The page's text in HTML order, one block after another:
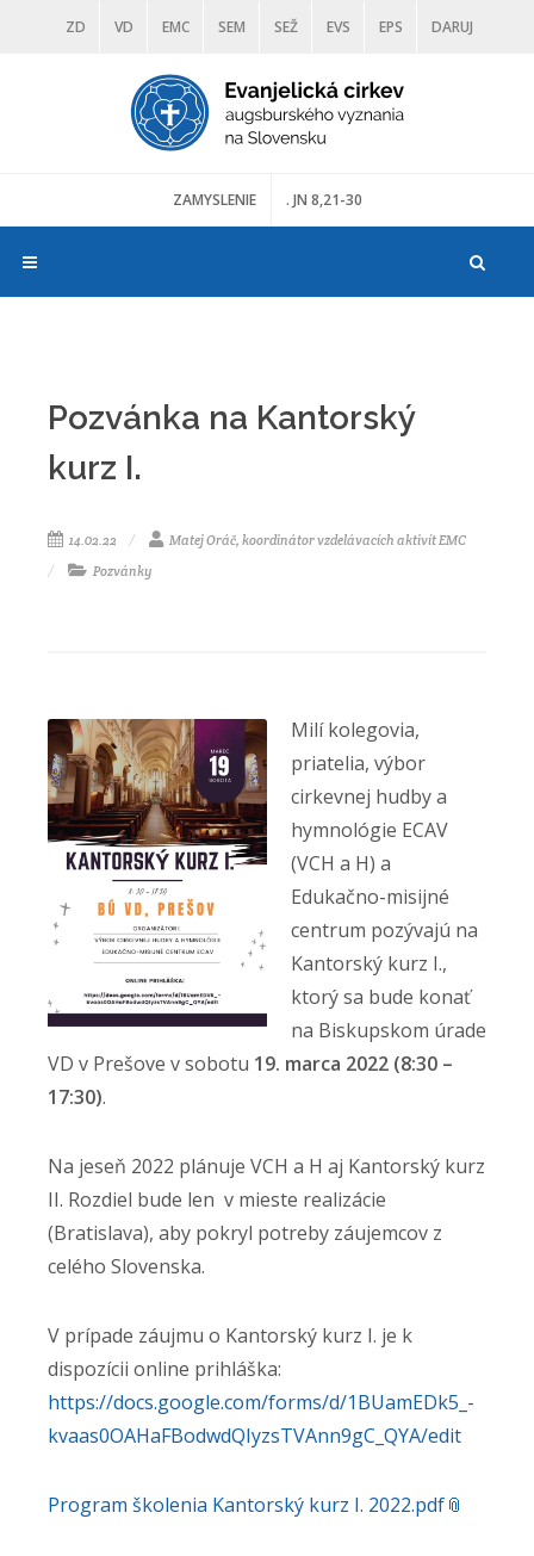
ZD VD EMC SEM SEŽ EVS EPS DARUJ
DIAKONIA ŠKOLY TRANOSCIUS
ZAMYSLENIE . JN 8,21-30
Pozvánka na Kantorský
kurz I.
14.02.22
Matej Oráč, koordinátor vzdelávacích aktivít EMC
Pozvánky
Milí kolegovia,
priatelia, výbor
cirkevnej hudby a
hymnológie ECAV
(VCH a H) a
Edukačno-misijné
centrum pozývajú na
Kantorský kurz I.,
ktorý sa bude konať
na Biskupskom úrade
VD v Prešove v sobotu 19. marca 2022 (8:30 –
17:30).
Na jeseň 2022 plánuje VCH a H aj Kantorský kurz
II. Rozdiel bude len v mieste realizácie
(Bratislava), aby pokryl potreby záujemcov z
celého Slovenska.
V prípade záujmu o Kantorský kurz I. je k
dispozícii online prihláška:
https://docs.google.com/forms/d/1BUamEDk5_-
kvaas0OAHaFBodwdQIyzsTVAnn9gC_ QYA/edit
Program školenia Kantorský kurz I. 2022.pdf